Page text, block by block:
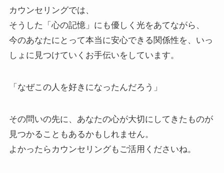
カウンセリングでは、
そうした「心の記憶」にも優しく光をあてながら、
今のあなたにとって本当に安心できる関係性を、いっ
しょに見つけていくお手伝いをしています。
「なぜこの人を好きになったんだろう」
その問いの先に、あなたの心が大切にしてきたものが
見つかることもあるかもしれません。
よかったらカウンセリングもご活用くださいね。